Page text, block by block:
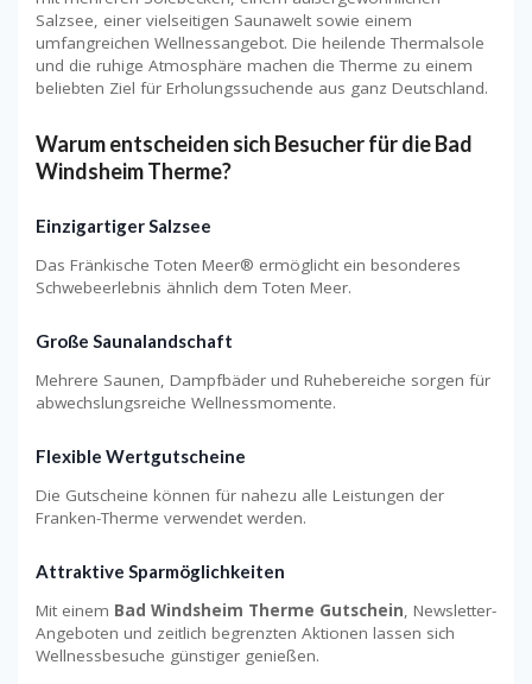
Salzsee, einer vielseitigen Saunawelt sowie einem
umfangreichen Wellnessangebot. Die heilende Thermalsole
und die ruhige Atmosphäre machen die Therme zu einem
beliebten Ziel für Erholungssuchende aus ganz Deutschland.
Warum entscheiden sich Besucher für die Bad
Windsheim Therme?
Einzigartiger Salzsee
Das Fränkische Toten Meer® ermöglicht ein besonderes
Schwebeerlebnis ähnlich dem Toten Meer.
Große Saunalandschaft
Mehrere Saunen, Dampfbäder und Ruhebereiche sorgen für
abwechslungsreiche Wellnessmomente.
Flexible Wertgutscheine
Die Gutscheine können für nahezu alle Leistungen der
Franken-Therme verwendet werden.
Attraktive Sparmöglichkeiten
Mit einem Bad Windsheim Therme Gutschein, Newsletter-
Angeboten und zeitlich begrenzten Aktionen lassen sich
Wellnessbesuche günstiger genießen.